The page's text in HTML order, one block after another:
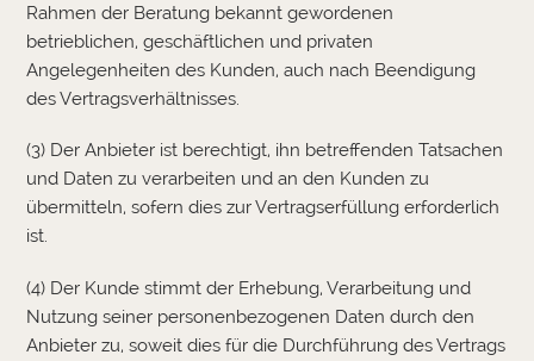
Rahmen der Beratung bekannt gewordenen
betrieblichen, geschäftlichen und privaten
Angelegenheiten des Kunden, auch nach Beendigung
des Vertragsverhältnisses.
(3) Der Anbieter ist berechtigt, ihn betreffenden Tatsachen
und Daten zu verarbeiten und an den Kunden zu
übermitteln, sofern dies zur Vertragserfüllung erforderlich
ist.
(4) Der Kunde stimmt der Erhebung, Verarbeitung und
Nutzung seiner personenbezogenen Daten durch den
Anbieter zu, soweit dies für die Durchführung des Vertrags